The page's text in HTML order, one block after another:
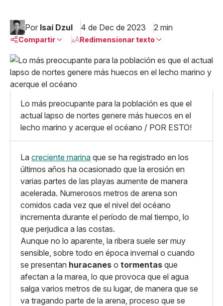
Por Isaí Dzul 4 de Dec de 2023 2 min
Compartir
Linkedin
Facebook
X
Whatsapp
Copiar enlace
Redimensionar texto
Pequeño
Mediano
Lo más preocupante para la población es que el
actual lapso de nortes genere más huecos en el
lecho marino y acerque el océano / POR ESTO!
La creciente marina que se ha registrado en los
últimos años ha ocasionado que la erosión en
varias partes de las playas aumente de manera
acelerada. Numerosos metros de arena son
comidos cada vez que el nivel del océano
incrementa durante el período de mal tiempo, lo
que perjudica a las costas.
Aunque no lo aparente, la ribera suele ser muy
sensible, sobre todo en época invernal o cuando
se presentan huracanes o tormentas que
afectan a la marea, lo que provoca que el agua
salga varios metros de su lugar, de manera que se
va tragando parte de la arena, proceso que se